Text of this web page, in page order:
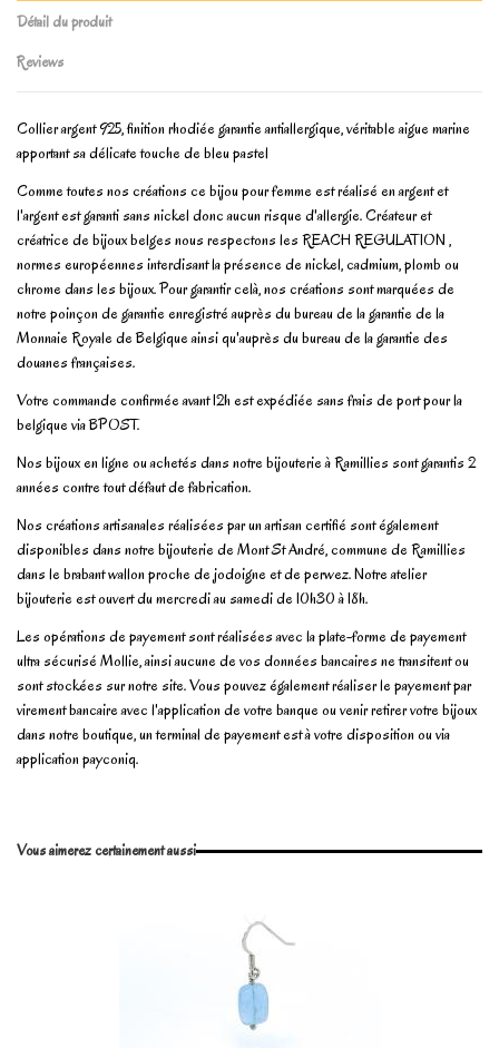
Détail du produit
Reviews
Collier argent 925, finition rhodiée garantie antiallergique, véritable aigue marine
apportant sa délicate touche de bleu pastel
Comme toutes nos créations ce bijou pour femme est réalisé en argent et
l'argent est garanti sans nickel donc aucun risque d'allergie. Créateur et
créatrice de bijoux belges nous respectons les REACH REGULATION ,
normes européennes interdisant la présence de nickel, cadmium, plomb ou
chrome dans les bijoux. Pour garantir celà, nos créations sont marquées de
notre poinçon de garantie enregistré auprès du bureau de la garantie de la
Monnaie Royale de Belgique ainsi qu'auprès du bureau de la garantie des
douanes françaises.
Votre commande confirmée avant 12h est expédiée sans frais de port pour la
belgique via BPOST.
Nos bijoux en ligne ou achetés dans notre bijouterie à Ramillies sont garantis 2
années contre tout défaut de fabrication.
Nos créations artisanales réalisées par un artisan certifié sont également
disponibles dans notre bijouterie de Mont St André, commune de Ramillies
dans le brabant wallon proche de jodoigne et de perwez. Notre atelier
bijouterie est ouvert du mercredi au samedi de 10h30 à 18h.
Les opérations de payement sont réalisées avec la plate-forme de payement
ultra sécurisé Mollie, ainsi aucune de vos données bancaires ne transitent ou
sont stockées sur notre site. Vous pouvez également réaliser le payement par
virement bancaire avec l'application de votre banque ou venir retirer votre bijoux
dans notre boutique, un terminal de payement est à votre disposition ou via
application payconiq.
Marque
Vous aimerez certainement aussi